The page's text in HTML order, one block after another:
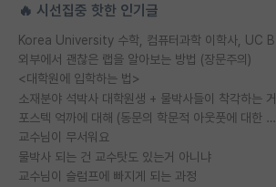
🔥 시선집중 핫한 인기글
외부에서 괜찮은 랩을 알아보는 방법 (장문주의)
<대학원에 입학하는 법>
소재분야 석박사 대학원생 + 물박사들이 착각하는 거
포스텍 억까에 대해 (동문의 학문적 아웃풋에 대한 반박)
교수님이 무서워요
물박사 되는 건 교수탓도 있는거 아니냐
교수님이 슬럼프에 빠지게 되는 과정